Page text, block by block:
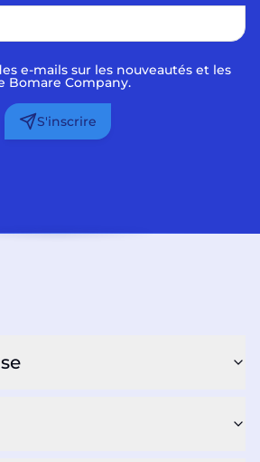
e-mails sur les nouveautés et les
Bomare Company.
S'inscrire